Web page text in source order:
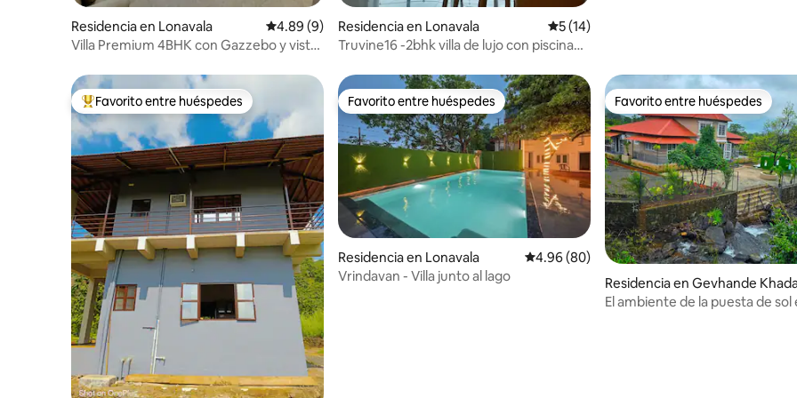
Residencia en Lonavala Calificación promedio: 4.89 de 5; 9 evaluaciones
4.89 (9)
Villa Premium 4BHK con Gazzebo y vista
Residencia en Lonavala Calificación promedio: 5 de 5; 14
5 (14)
Truvine16 -2bhk villa de lujo con piscina
De los mejores en Favorito entre huéspedes
Favorito entre huéspedes Favorito entre huéspedes
Favorito entre huéspedes
Residencia en Lonavala Calificación promedio: 4.96 de 5; 80
4.96 (80)
Vrindavan - Villa junto al lago
Favorito entre huéspedes
Favorito entre huéspedes
Residencia en Gevhande
El ambiente de la puesta de sol